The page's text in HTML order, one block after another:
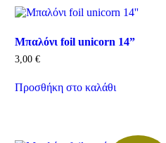
Μπαλόνι foil unicorn 14”
3,00 €
Προσθήκη στο καλάθι